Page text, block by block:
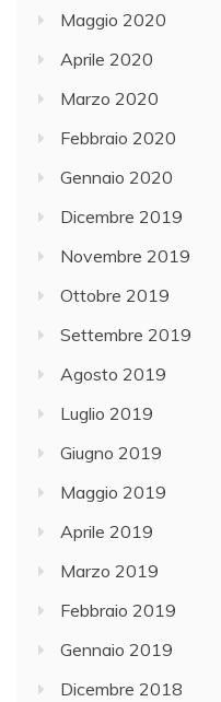
Maggio 2020
Aprile 2020
Marzo 2020
Febbraio 2020
Gennaio 2020
Dicembre 2019
Novembre 2019
Ottobre 2019
Settembre 2019
Agosto 2019
Luglio 2019
Giugno 2019
Maggio 2019
Aprile 2019
Marzo 2019
Febbraio 2019
Gennaio 2019
Dicembre 2018